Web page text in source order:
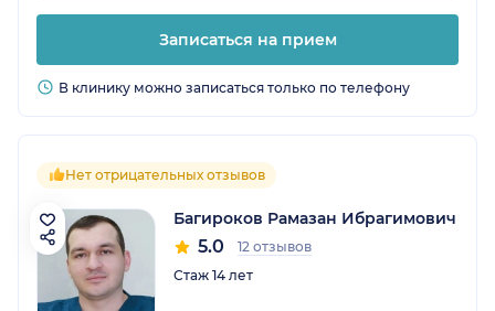
Записаться на прием
В клинику можно записаться только по телефону
Нет отрицательных отзывов
Багироков Рамазан Ибрагимович
5.0
12 отзывов
Стаж 14 лет